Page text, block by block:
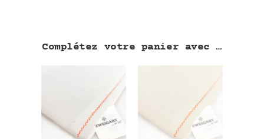
Complétez votre panier avec …
A
A